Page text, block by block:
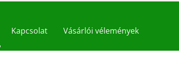
Kapcsolat Vásárlói vélemények